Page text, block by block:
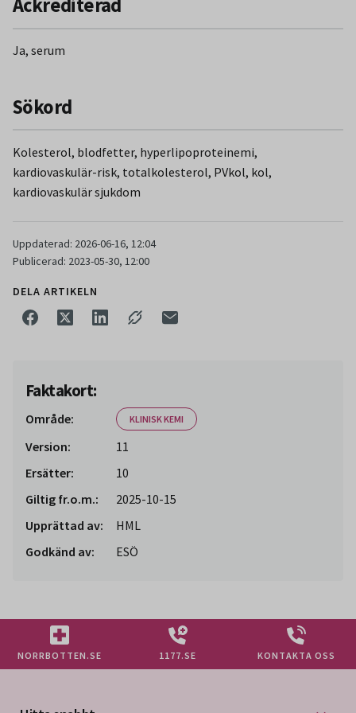
Ackrediterad
Ja, serum
Sökord
Kolesterol, blodfetter, hyperlipoproteinemi,
kardiovaskulär-risk, totalkolesterol, PVkol, kol,
kardiovaskulär sjukdom
Uppdaterad: 2026-06-16, 12:04
Publicerad: 2023-05-30, 12:00
DELA ARTIKELN
Faktakort:
Område: KLINISK KEMI
Version:
11
Ersätter:
10
Giltig fr.o.m.:
2025-10-15
Upprättad av:
HML
Godkänd av:
ESÖ
NORRBOTTEN.SE 1177.SE KONTAKTA OSS